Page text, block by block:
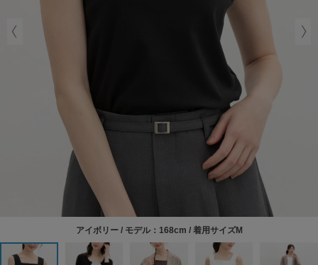
アイボリー / モデル：168cm / 着用サイズM